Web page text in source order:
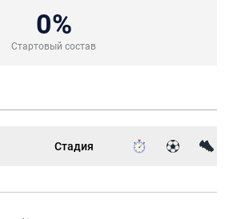
0%
Стартовый состав
Стадия